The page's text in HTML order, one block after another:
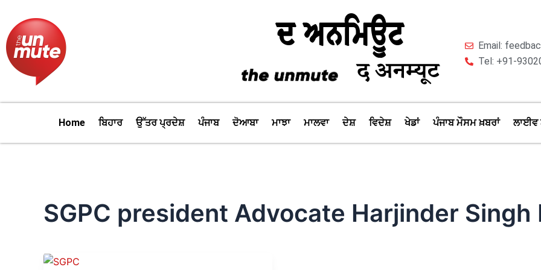
content
Email:
Tel: +91-
Home ਬਿਹਾਰ ਉੱਤਰ ਪ੍ਰਦੇਸ਼ ਪੰਜਾਬ ਦੋਆਬਾ ਮਾਝਾ ਮਾਲਵਾ ਦੇਸ਼ ਵਿਦੇਸ਼ ਖੇਡਾਂ ਪੰਜਾਬ ਮੌਸਮ ਖ਼ਬਰਾਂ ਲਾਈਵ
SGPC president Advocate Harjinder Singh